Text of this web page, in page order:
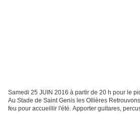
Samedi 25 JUIN 2016 à partir de 20 h pour le
Au Stade de Saint Genis les Ollières
feu pour accueillir l'été. Apporter guitares,